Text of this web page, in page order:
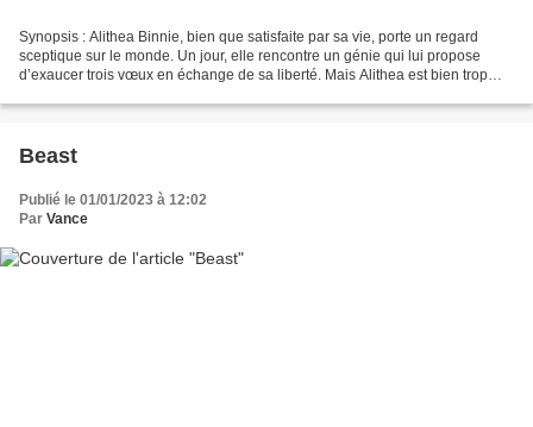
Synopsis : Alithea Binnie, bien que satisfaite par sa vie, porte un regard
sceptique sur le monde. Un jour, elle rencontre un génie qui lui propose
d’exaucer trois vœux en échange de sa liberté. Mais Alithea est bien trop
Beast
Publié le 01/01/2023 à 12:02
Par Vance